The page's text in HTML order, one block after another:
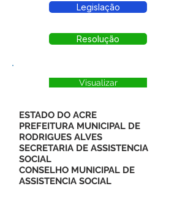
Legislação
Resolução
Visualizar
ESTADO DO ACRE
PREFEITURA MUNICIPAL DE
RODRIGUES ALVES
SECRETARIA DE ASSISTENCIA
SOCIAL
CONSELHO MUNICIPAL DE
ASSISTENCIA SOCIAL